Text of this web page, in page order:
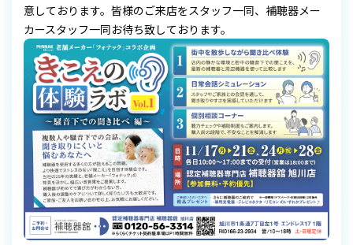
意しております。皆様のご来店をスタッフ一同、補聴器メー
カースタッフ一同お待ち致しております。